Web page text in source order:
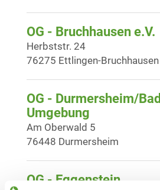
OG - Bruchhausen e.V.
Herbststr. 24
76275 Ettlingen-Bruchhausen
OG - Durmersheim/
Umgebung
Am Oberwald 5
76448 Durmersheim
OG - Eggenstein